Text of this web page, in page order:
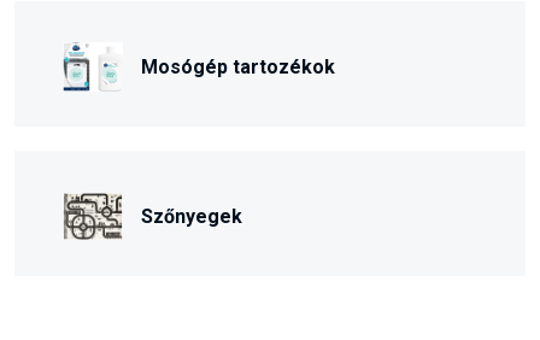
Mosógép tartozékok
Szőnyegek